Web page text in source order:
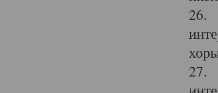
26.
27.